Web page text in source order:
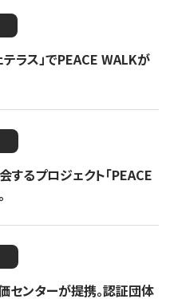
ラス」でPEACE WALKが
るプロジェクト「PEACE
センターが提携。認証団体